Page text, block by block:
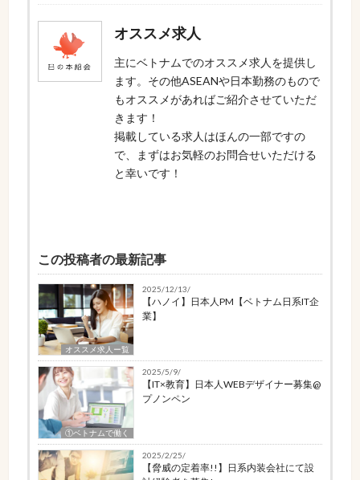
オススメ求人
主にベトナムでのオススメ求人を提供し
ます。その他ASEANや日本勤務のもので
もオススメがあればご紹介させていただ
きます！
掲載している求人はほんの一部ですの
で、まずはお気軽のお問合せいただける
と幸いです！
この投稿者の最新記事
オススメ求人ー覧
2025/12/13/
【ハノイ】日本人PM【ベトナム日系IT企
業】
①ベトナムで働く
2025/5/9/
【IT×教育】日本人WEBデザイナー募集@
プノンペン
2025/2/25/
【脅威の定着率!!】日系内装会社にて設